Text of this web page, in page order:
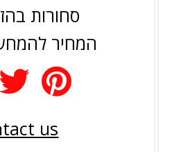
סחורות
המחיר
us